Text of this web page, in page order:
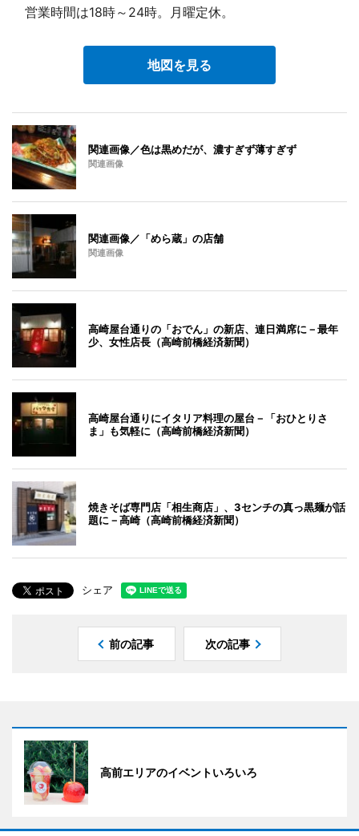
営業時間は18時～24時。月曜定休。
地図を見る
関連画像／色は黒めだが、濃すぎず薄すぎず
関連画像
関連画像／「めら蔵」の店舗
関連画像
高崎屋台通りの「おでん」の新店、連日満席に－最年
少、女性店長（高崎前橋経済新聞）
高崎屋台通りにイタリア料理の屋台－「おひとりさ
ま」も気軽に（高崎前橋経済新聞）
焼きそば専門店「相生商店」、3センチの真っ黒麺が話
題に－高崎（高崎前橋経済新聞）
シェア
前の記事 次の記事
高前エリアのイベントいろいろ